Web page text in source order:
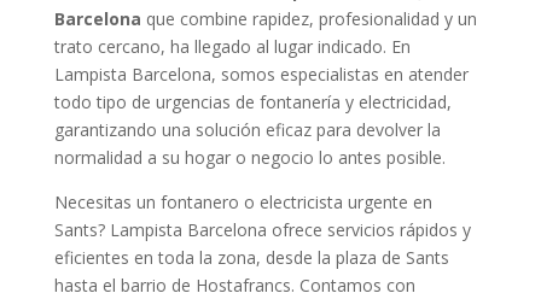
Barcelona que combine rapidez, profesionalidad y un
trato cercano, ha llegado al lugar indicado. En
Lampista Barcelona, somos especialistas en atender
todo tipo de urgencias de fontanería y electricidad,
garantizando una solución eficaz para devolver la
normalidad a su hogar o negocio lo antes posible.
Necesitas un fontanero o electricista urgente en
Sants? Lampista Barcelona ofrece servicios rápidos y
eficientes en toda la zona, desde la plaza de Sants
hasta el barrio de Hostafrancs. Contamos con